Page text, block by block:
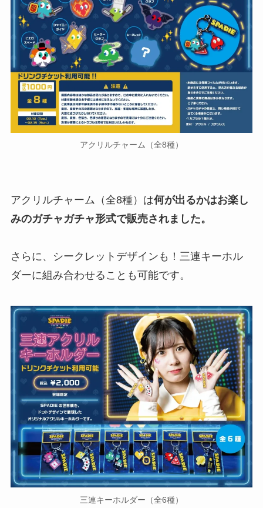
アクリルチャーム（全8種）
アクリルチャーム（全8種）は何が出るかはお楽し
みのガチャガチャ形式で販売されました。
さらに、シークレットデザインも！三連キーホル
ダーに組み合わせることも可能です。
三連キーホルダー（全6種）